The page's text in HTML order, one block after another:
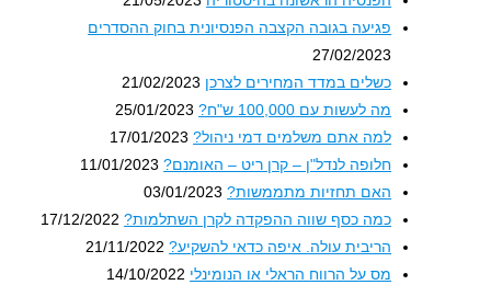
פגיעה בגובה הקצבה הפנסיונית בחוק ההסדרים
27/02/2023
כשלים במדד המחירים לצרכן 21/02/2023
מה לעשות עם 100,000 ש"ח?
25/01/2023
למה אתם משלמים דמי ניהול? 17/01/2023
חלופה לנדל"ן – קרן ריט – האומנם? 11/01/2023
האם תחזיות מתממשות? 03/01/2023
כמה כסף שווה ההפקדה לקרן השתלמות? 17/12/2022
הריבית עולה. איפה כדאי להשקיע? 21/11/2022
מס על הרווח הראלי או הנומינלי 14/10/2022